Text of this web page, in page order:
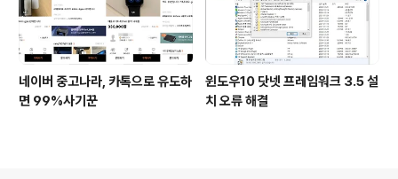
네이버 중고나라, 카톡으로 유도하
면 99%사기꾼
윈도우10 닷넷 프레임워크 3.5 설
치 오류 해결